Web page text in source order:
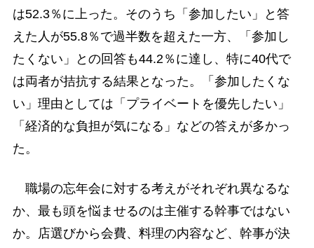
は52.3％に上った。そのうち「参加したい」と答
えた人が55.8％で過半数を超えた一方、「参加し
たくない」との回答も44.2％に達し、特に40代で
は両者が拮抗する結果となった。「参加したくな
い」理由としては「プライベートを優先したい」
「経済的な負担が気になる」などの答えが多かっ
た。
職場の忘年会に対する考えがそれぞれ異なるな
か、最も頭を悩ませるのは主催する幹事ではない
か。店選びから会費、料理の内容など、幹事が決